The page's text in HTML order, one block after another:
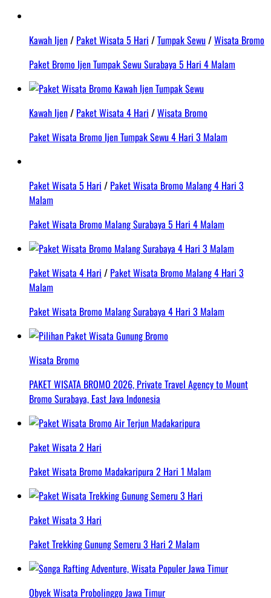
Kawah Ijen/ Paket Wisata 5 Hari /Tumpak Sewu/Wisata Bromo
Paket Bromo Ijen Tumpak Sewu Surabaya 5 Hari 4 Malam
Kawah Ijen/ Paket Wisata 4 Hari /Wisata Bromo
Paket Wisata Bromo Ijen Tumpak Sewu 4 Hari 3 Malam
Paket Wisata 5 Hari / Paket Wisata Bromo Malang 4 Hari 3
Malam
Paket Wisata Bromo Malang Surabaya 5 Hari 4 Malam
Paket Wisata 4 Hari / Paket Wisata Bromo Malang 4 Hari 3
Malam
Paket Wisata Bromo Malang Surabaya 4 Hari 3 Malam
Wisata Bromo
PAKET WISATA BROMO 2026, Private Travel Agency to Mount
Bromo Surabaya, East Java Indonesia
Paket Wisata 2 Hari
Paket Wisata Bromo Madakaripura 2 Hari 1 Malam
Paket Wisata 3 Hari
Paket Trekking Gunung Semeru 3 Hari 2 Malam
Obyek Wisata Probolinggo Jawa Timur